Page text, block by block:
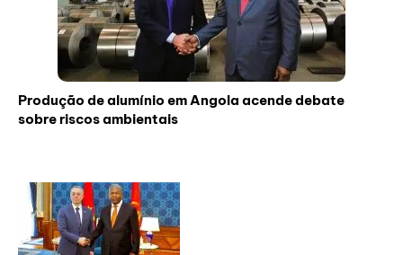
Produção de alumínio em Angola acende debate
sobre riscos ambientais